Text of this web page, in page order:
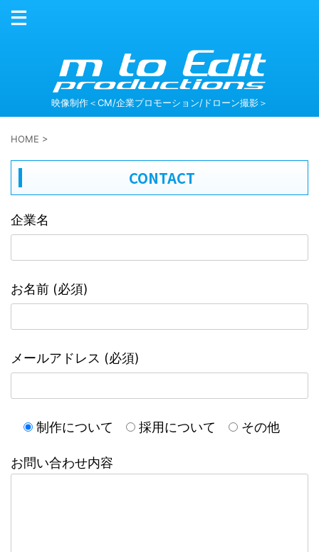
映像制作＜CM/企業プロモーション/ドローン撮影＞
HOME >
CONTACT
企業名
お名前 (必須)
メールアドレス (必須)
制作について 採用について その他
お問い合わせ内容